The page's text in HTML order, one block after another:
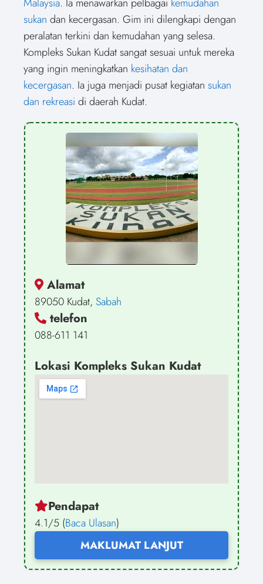
o
n
t
t
e
r
)
o
n
o
o
k
o
n
r
e
s
t
o
n
d
I
n
n
Malaysia. Ia menawarkan pelbagai kemudahan
sukan dan kecergasan. Gim ini dilengkapi dengan
peralatan terkini dan kemudahan yang selesa.
Kompleks Sukan Kudat sangat sesuai untuk mereka
yang ingin meningkatkan kesihatan dan
kecergasan. Ia juga menjadi pusat kegiatan sukan
dan rekreasi di daerah Kudat.
Alamat
89050 Kudat, Sabah
telefon
088-611 141
Lokasi Kompleks Sukan Kudat
Pendapat
4.1/5 (Baca Ulasan)
MAKLUMAT LANJUT